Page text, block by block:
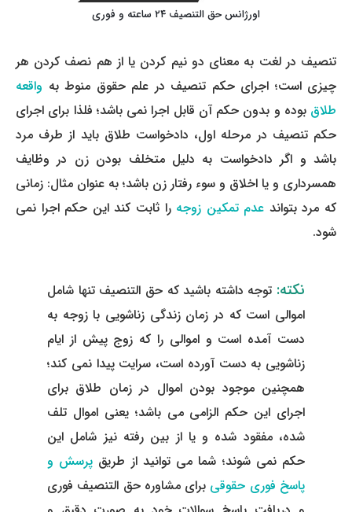
مشاوره حقوقی جرم هک
مجازات های قانونی در بازی های آنلاین
لواط دانش آموزان در مدرسه
مجازات جرم لواط
مشاوره حقوقی جرایم امنیتی داخلی و خارجی
اسید پاشی منتهی به قتل
اسید پاشی منتهی به صدمه
مشاوره حقوقی جرم کشف حجاب
مشاوره حقوقی جرم توهین به مقدسات مذهبی
اهانت به مقدسات مذهبی
اهانت شدید به مقدسات (ساب النبی)
استفاده حمل نگهداری تعمیر ماهواره
مجازات حمل اسلحه بدون مجوز
مجازات شکار غیر مجاز
تبانی در معاملات دولتی
اوراق کردن اتومبیل بدون مجوز قانونی
مشاوره حقوقی جرم رشا و ارتشا
مشاوره حقوقی جرم خودکشی
مشاوره حقوقی آلودگی محیط زیست
مشاوره حقوقی مزاحمت واتساپی
اعاده دادرسی در دعوی حقوقی (مالی)
مشاوره رایگان با وکیل مواد مخدر
وکیل مواد مخدر
قانون آلودگی صوتی
شکایت از آلودگی صوتی
وکیل کیفری آنلاین
رویکرد حادثه بدون شاهد
مشاوره حقوقی تخریب
رفع بلاتکلیفی زن در طلاق
وکیل مرد برای طلاق
طلاق کی اقسام
حکم طلاق ۵ ساعته
همه چیز درباره عده طلاق بائن خلعی
اعلام آمادگی برای طلاق
وکیل طلاق در اهواز
وکیل طلاق در تهران
وکیل طلاق در تبریز
وکیل طلاق در مازندران
وکیل طلاق کرج
وکیل طلاق خیانتی
وکیل طلاق مشاوره رایگان
اورژانس حق التنصیف ۲۴ ساعته و فوری
تنصیف در لغت به معنای دو نیم کردن یا از هم نصف کردن هر
چیزی است؛ اجرای حکم تنصیف در علم حقوق منوط به واقعه
طلاق بوده و بدون حکم آن قابل اجرا نمی باشد؛ فلذا برای اجرای
حکم تنصیف در مرحله اول، دادخواست طلاق باید از طرف مرد
باشد و اگر دادخواست به دلیل متخلف بودن زن در وظایف
همسرداری و یا اخلاق و سوء رفتار زن باشد؛ به عنوان مثال: زمانی
که مرد بتواند عدم تمکین زوجه را ثابت کند این حکم اجرا نمی
شود.
نکته: توجه داشته باشید که حق التنصیف تنها شامل
اموالی است که در زمان زندگی زناشویی با زوجه به
دست آمده است و اموالی را که زوج پیش از ایام
زناشویی به دست آورده است، سرایت پیدا نمی کند؛
همچنین موجود بودن اموال در زمان طلاق برای
اجرای این حکم الزامی می باشد؛ یعنی اموال تلف
شده، مفقود شده و یا از بین رفته نیز شامل این
حکم نمی شوند؛ شما می توانید از طریق پرسش و
پاسخ فوری حقوقی برای مشاورهحق التنصیف فوری